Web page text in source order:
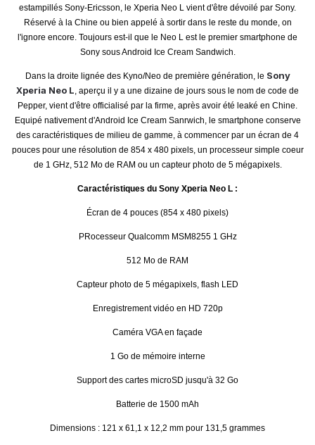
estampillés Sony-Ericsson, le Xperia Neo L vient d'être dévoilé par Sony.
Réservé à la Chine ou bien appelé à sortir dans le reste du monde, on
l'ignore encore. Toujours est-il que le Neo L est le premier smartphone de
Sony sous Android Ice Cream Sandwich.
Dans la droite lignée des Kyno/Neo de première génération, le Sony
Xperia Neo L, aperçu il y a une dizaine de jours sous le nom de code de
Pepper, vient d'être officialisé par la firme, après avoir été leaké en Chine.
Equipé nativement d'Android Ice Cream Sanrwich, le smartphone conserve
des caractéristiques de milieu de gamme, à commencer par un écran de 4
pouces pour une résolution de 854 x 480 pixels, un processeur simple coeur
de 1 GHz, 512 Mo de RAM ou un capteur photo de 5 mégapixels.
Caractéristiques du Sony Xperia Neo L :
Écran de 4 pouces (854 x 480 pixels)
PRocesseur Qualcomm MSM8255 1 GHz
512 Mo de RAM
Capteur photo de 5 mégapixels, flash LED
Enregistrement vidéo en HD 720p
Caméra VGA en façade
1 Go de mémoire interne
Support des cartes microSD jusqu'à 32 Go
Batterie de 1500 mAh
Dimensions : 121 x 61,1 x 12,2 mm pour 131,5 grammes